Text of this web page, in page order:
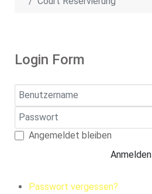
Login Form
Benutzername
Passwort
Angemeldet bleiben
Anmelden
Passwort vergessen?